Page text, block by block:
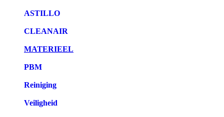
ASTILLO
CLEANAIR
MATERIEEL
PBM
Reiniging
Veiligheid